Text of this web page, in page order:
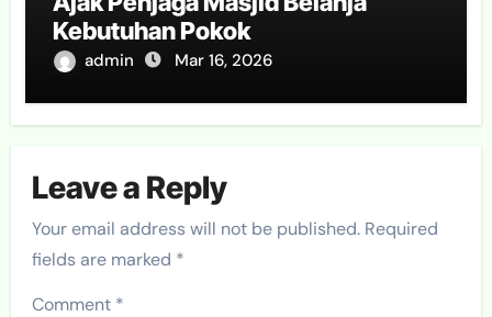
Kebutuhan Pokok
admin Mar 16, 2026
Leave a Reply
Your email address will not be published. Required
fields are marked *
Comment *